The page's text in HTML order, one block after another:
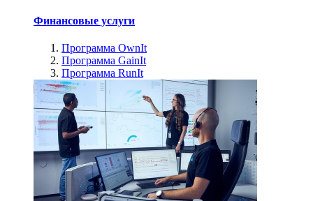
Финансовые услуги
Программа OwnIt
Программа GainIt
Программа RunIt